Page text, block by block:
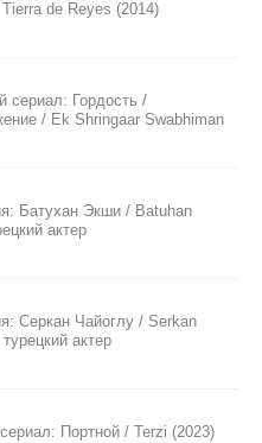
de Reyes (2014)
сериал: Гордость /
/ Ek Shringaar Swabhiman
Батухан Экши / Batuhan
актер
Серкан Чайоглу / Serkan
актер
Портной / Terzi (2023)